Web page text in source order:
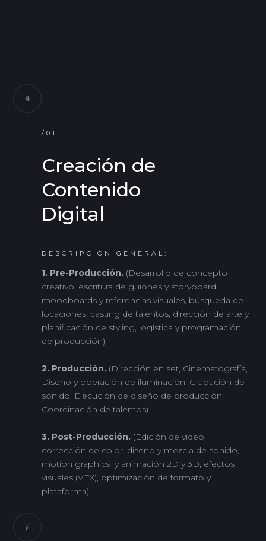
/01
Creación de
Contenido
Digital
DESCRIPCIÓN GENERAL:
1. Pre-Producción. (Desarrollo de concepto
creativo, escritura de guiones y storyboard,
moodboards y referencias visuales, búsqueda de
locaciones, casting de talentos, dirección de arte y
planificación de styling, logística y programación
de producción).
2. Producción. (Dirección en set, Cinematografía,
Diseño y operación de iluminación, Grabación de
sonido, Ejecución de diseño de producción,
Coordinación de talentos).
3. Post-Producción. (Edición de video,
corrección de color, diseño y mezcla de sonido,
motion graphics y animación 2D y 3D, efectos
visuales (VFX), optimización de formato y
plataforma).